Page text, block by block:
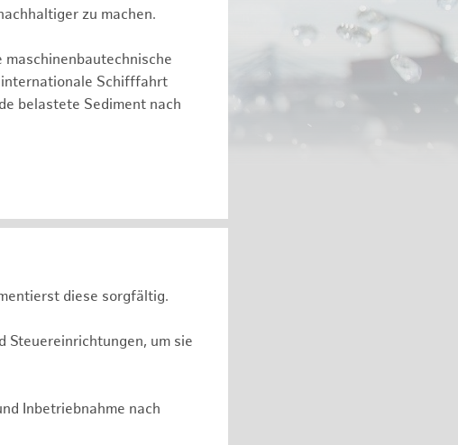
zu machen.
maschinenbautechnische
internationale Schifffahrt
belastete Sediment nach
diese sorgfältig.
Steuereinrichtungen, um sie
Inbetriebnahme nach